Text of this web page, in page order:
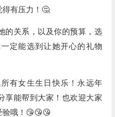
得有压力！🤔
的关系，以及你的预算，选
定能选到让她开心的礼物
有女生生日快乐！永远年
享能帮到大家！也欢迎大家
验哦！😘😘😘